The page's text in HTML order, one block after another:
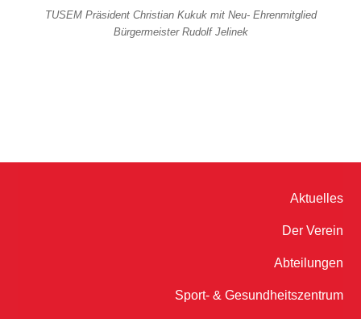
TUSEM Präsident Christian Kukuk mit Neu- Ehrenmitglied
Bürgermeister Rudolf Jelinek
Aktuelles
Der Verein
Abteilungen
Sport- & Gesundheitszentrum